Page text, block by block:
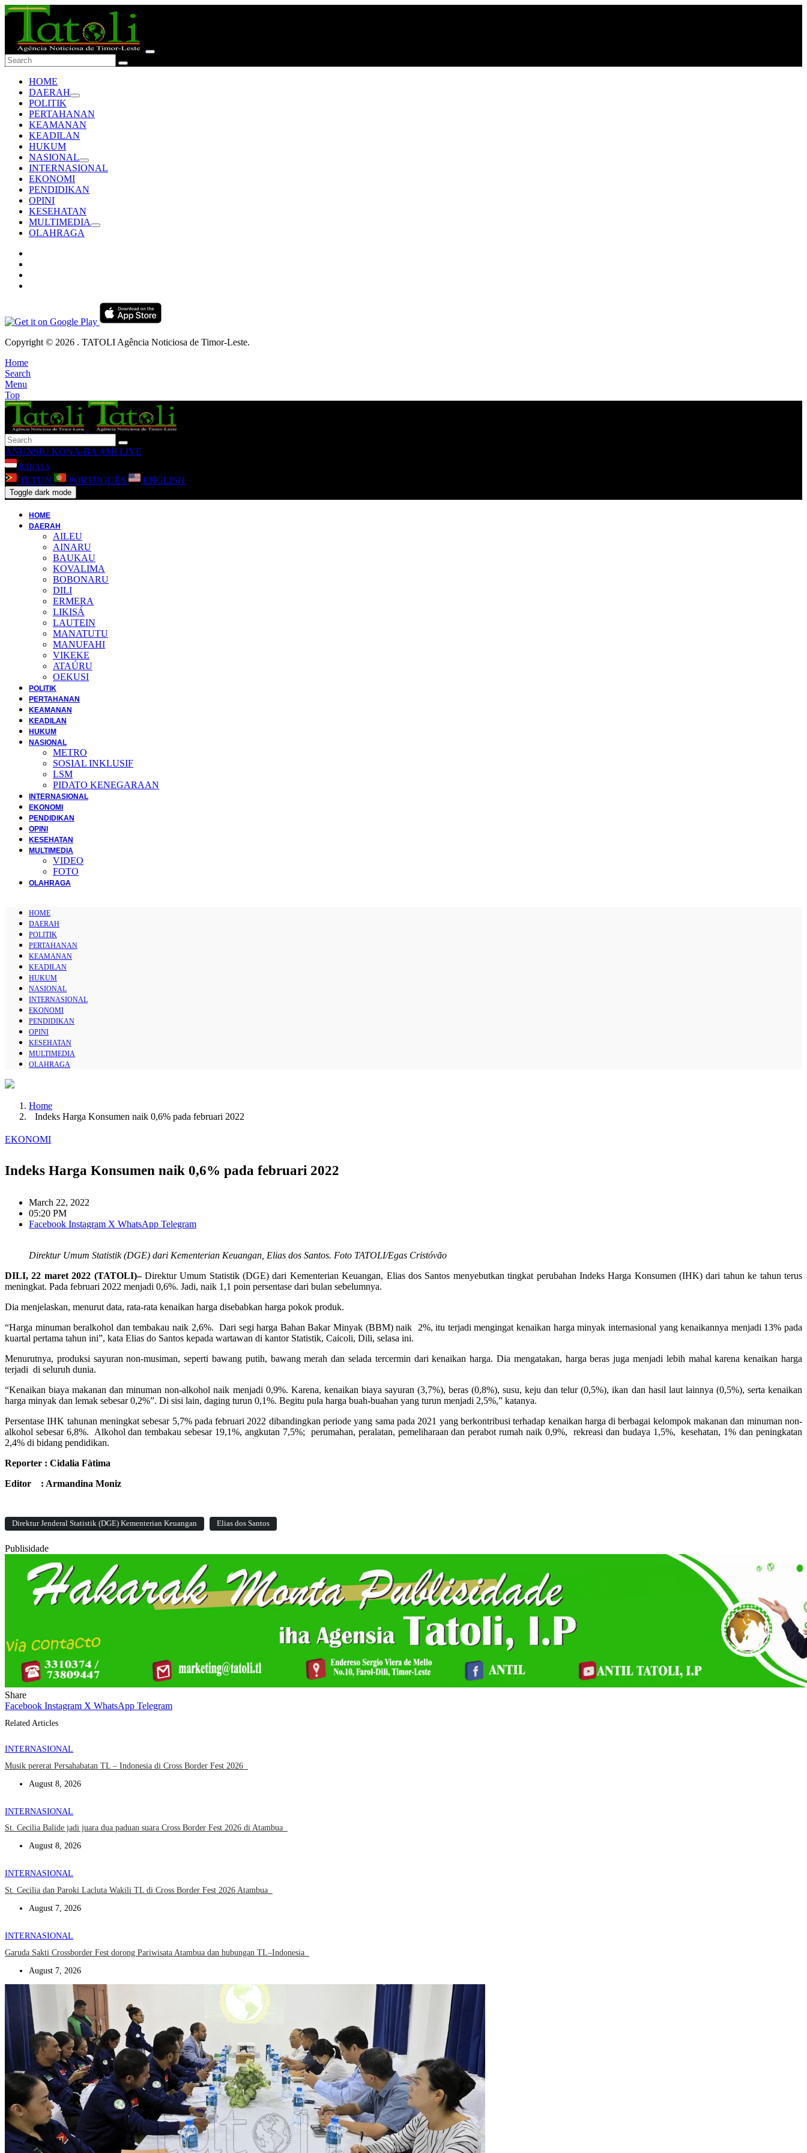
HOME
DAERAH
POLITIK
PERTAHANAN
KEAMANAN
KEADILAN
HUKUM
NASIONAL
INTERNASIONAL
EKONOMI
PENDIDIKAN
OPINI
KESEHATAN
MULTIMEDIA
OLAHRAGA
Copyright © 2026 . TATOLI Agência Noticiosa de Timor-Leste.
Home
Search
Menu
Top
ANUNSIU KONA-BA AMI LIVE
BAHASA
TETUN PORTUGUÊS ENGLISH
Toggle dark mode
HOME
DAERAH
AILEU
AINARU
BAUKAU
KOVALIMA
BOBONARU
DILI
ERMERA
LIKISÁ
LAUTEIN
MANATUTU
MANUFAHI
VIKEKE
ATAÚRU
OEKUSI
POLITIK
PERTAHANAN
KEAMANAN
KEADILAN
HUKUM
NASIONAL
METRO
SOSIAL INKLUSIF
LSM
PIDATO KENEGARAAN
INTERNASIONAL
EKONOMI
PENDIDIKAN
OPINI
KESEHATAN
MULTIMEDIA
VIDEO
FOTO
OLAHRAGA
HOME
DAERAH
POLITIK
PERTAHANAN
KEAMANAN
KEADILAN
HUKUM
NASIONAL
INTERNASIONAL
EKONOMI
PENDIDIKAN
OPINI
KESEHATAN
MULTIMEDIA
OLAHRAGA
Home
Indeks Harga Konsumen naik 0,6% pada februari 2022
EKONOMI
Indeks Harga Konsumen naik 0,6% pada februari 2022
March 22, 2022
05:20 PM
Facebook Instagram X WhatsApp Telegram
Direktur Umum Statistik (DGE) dari Kementerian Keuangan, Elias dos Santos. Foto TATOLI/Egas Cristóvão
DILI, 22 maret 2022 (TATOLI)– Direktur Umum Statistik (DGE) dari Kementerian Keuangan, Elias dos Santos menyebutkan tingkat perubahan Indeks Harga Konsumen (IHK) dari tahun ke tahun terus
meningkat. Pada februari 2022 menjadi 0,6%. Jadi, naik 1,1 poin persentase dari bulan sebelumnya.
Dia menjelaskan, menurut data, rata-rata kenaikan harga disebabkan harga pokok produk.
“Harga minuman beralkohol dan tembakau naik 2,6%. Dari segi harga Bahan Bakar Minyak (BBM) naik 2%, itu terjadi mengingat kenaikan harga minyak internasional yang kenaikannya menjadi 13% pada
kuartal pertama tahun ini”, kata Elias do Santos kepada wartawan di kantor Statistik, Caicoli, Dili, selasa ini.
Menurutnya, produksi sayuran non-musiman, seperti bawang putih, bawang merah dan selada tercermin dari kenaikan harga. Dia mengatakan, harga beras juga menjadi lebih mahal karena kenaikan harga
terjadi di seluruh dunia.
“Kenaikan biaya makanan dan minuman non-alkohol naik menjadi 0,9%. Karena, kenaikan biaya sayuran (3,7%), beras (0,8%), susu, keju dan telur (0,5%), ikan dan hasil laut lainnya (0,5%), serta kenaikan
harga minyak dan lemak sebesar 0,2%”. Di sisi lain, daging turun 0,1%. Begitu pula harga buah-buahan yang turun menjadi 2,5%,” katanya.
Persentase IHK tahunan meningkat sebesar 5,7% pada februari 2022 dibandingkan periode yang sama pada 2021 yang berkontribusi terhadap kenaikan harga di berbagai kelompok makanan dan minuman non-
alkohol sebesar 6,8%. Alkohol dan tembakau sebesar 19,1%, angkutan 7,5%; perumahan, peralatan, pemeliharaan dan perabot rumah naik 0,9%, rekreasi dan budaya 1,5%, kesehatan, 1% dan peningkatan
2,4% di bidang pendidikan.
Reporter : Cidalia Fàtima
Editor : Armandina Moniz
Direktur Jenderal Statistik (DGE) Kementerian Keuangan Elias dos Santos
Publisidade
Share
Facebook Instagram X WhatsApp Telegram
Related Articles
INTERNASIONAL
Musik pererat Persahabatan TL – Indonesia di Cross Border Fest 2026
August 8, 2026
INTERNASIONAL
St. Cecilia Balide jadi juara dua paduan suara Cross Border Fest 2026 di Atambua
August 8, 2026
INTERNASIONAL
St. Cecilia dan Paroki Lacluta Wakili TL di Cross Border Fest 2026 Atambua
August 7, 2026
INTERNASIONAL
Garuda Sakti Crossborder Fest dorong Pariwisata Atambua dan hubungan TL–Indonesia
August 7, 2026